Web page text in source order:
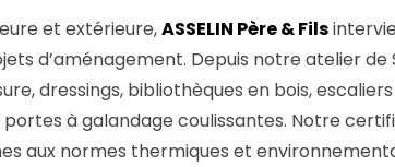
et extérieure,ASSELIN Père & Fils
d’aménagement. Depuis notre atelier
dressings, bibliothèques en bois,
à galandage coulissantes. Notre
aux normes thermiques et